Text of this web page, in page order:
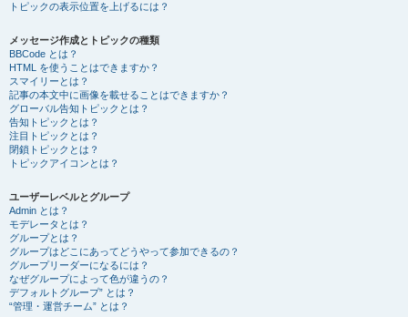
トピックの表示位置を上げるには？
メッセージ作成とトピックの種類
BBCode とは？
HTML を使うことはできますか？
スマイリーとは？
記事の本文中に画像を載せることはできますか？
グローバル告知トピックとは？
告知トピックとは？
注目トピックとは？
閉鎖トピックとは？
トピックアイコンとは？
ユーザーレベルとグループ
Admin とは？
モデレータとは？
グループとは？
グループはどこにあってどうやって参加できるの？
グループリーダーになるには？
なぜグループによって色が違うの？
デフォルトグループ” とは？
“管理・運営チーム” とは？